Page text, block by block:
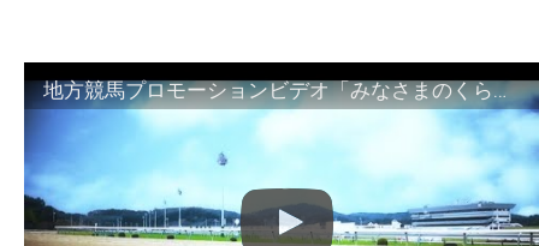
地方競馬プロモーションビデオ「みなさまのくらしのために」30秒篇｜NAR公式